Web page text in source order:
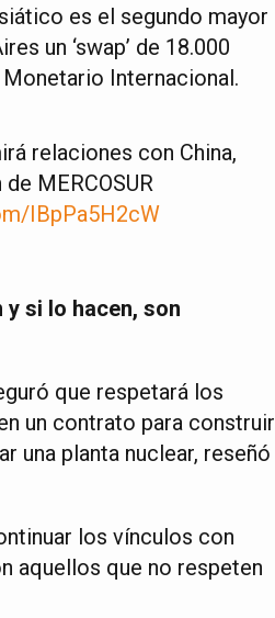
es el segundo mayor
un ‘swap’ de 18.000
Internacional.
relaciones con China,
MERCOSUR
IBpPa5H2cW
y si lo hacen, son
que respetará los
un contrato para construir
una planta nuclear, reseñó
los vínculos con
aquellos que no respeten